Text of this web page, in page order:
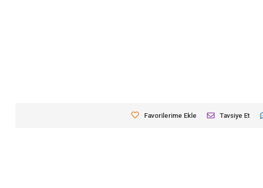
Favorilerime Ekle Tavsiye Et